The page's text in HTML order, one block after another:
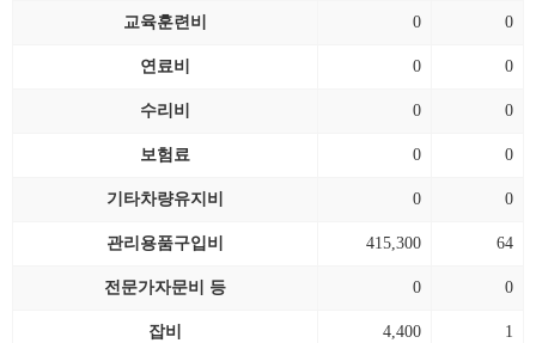
교육훈련비 0 0
연료비 0 0
수리비 0 0
보험료 0 0
기타차량유지비 0 0
관리용품구입비 415,300 64
전문가자문비 등 0 0
잡비 4,400 1